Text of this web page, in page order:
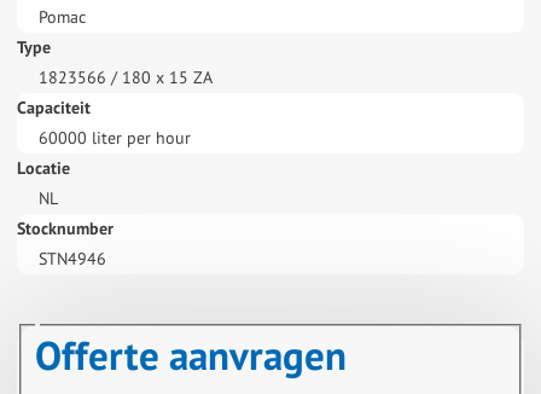
Pomac
Type
1823566 / 180 x 15 ZA
Capaciteit
60000 liter per hour
Locatie
NL
Stocknumber
STN4946
Offerte aanvragen